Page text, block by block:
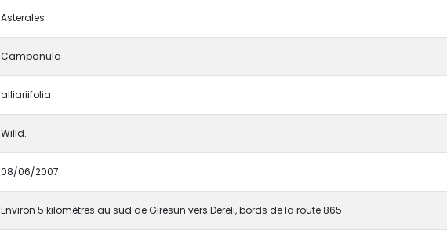
Asterales
Campanula
alliariifolia
Willd.
08/06/2007
Environ 5 kilomètres au sud de Giresun vers Dereli, bords de la route 865